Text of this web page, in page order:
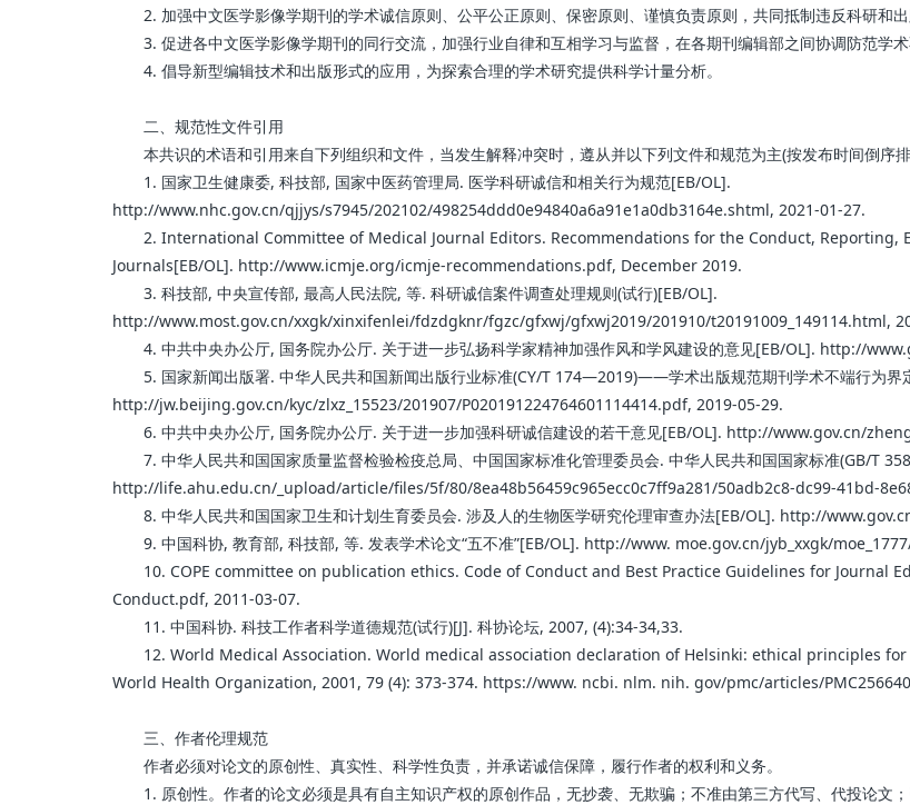
2. 加强中文医学影像学期刊的学术诚信原则、公平公正原则、保密原则、谨慎负责原则，共同抵制违反科研和出
3. 促进各中文医学影像学期刊的同行交流，加强行业自律和互相学习与监督，在各期刊编辑部之间协调防范学术
4. 倡导新型编辑技术和出版形式的应用，为探索合理的学术研究提供科学计量分析。
二、规范性文件引用
本共识的术语和引用来自下列组织和文件，当发生解释冲突时，遵从并以下列文件和规范为主(按发布时间倒序排)
1. 国家卫生健康委, 科技部, 国家中医药管理局. 医学科研诚信和相关行为规范[EB/OL].
http://www.nhc.gov.cn/qjjys/s7945/202102/498254ddd0e94840a6a91e1a0db3164e.shtml, 2021-01-27.
2. International Committee of Medical Journal Editors. Recommendations for the Conduct, Reporting,
Journals[EB/OL]. http://www.icmje.org/icmje-recommendations.pdf, December 2019.
3. 科技部, 中央宣传部, 最高人民法院, 等. 科研诚信案件调查处理规则(试行)[EB/OL].
http://www.most.gov.cn/xxgk/xinxifenlei/fdzdgknr/fgzc/gfxwj/gfxwj2019/201910/t20191009_149114.html,
4. 中共中央办公厅, 国务院办公厅. 关于进一步弘扬科学家精神加强作风和学风建设的意见[EB/OL]. http://
5. 国家新闻出版署. 中华人民共和国新闻出版行业标准(CY/T 174—2019)——学术出版规范期刊学术不端行为界
http://jw.beijing.gov.cn/kyc/zlxz_15523/201907/P020191224764601114414.pdf, 2019-05-29.
6. 中共中央办公厅, 国务院办公厅. 关于进一步加强科研诚信建设的若干意见[EB/OL]. http://www.gov.cn/
7. 中华人民共和国国家质量监督检验检疫总局、中国国家标准化管理委员会. 中华人民共和国国家标准(GB/T
http://life.ahu.edu.cn/_upload/article/files/5f/80/8ea48b56459c965ecc0c7ff9a281/50adb2c8-dc99-41bd-
8. 中华人民共和国国家卫生和计划生育委员会. 涉及人的生物医学研究伦理审查办法[EB/OL]. http://
9. 中国科协, 教育部, 科技部, 等. 发表学术论文“五不准”[EB/OL]. http://www. moe.gov.cn/jyb_xxgk/
10. COPE committee on publication ethics. Code of Conduct and Best Practice Guidelines for Journal
Conduct.pdf, 2011-03-07.
11. 中国科协. 科技工作者科学道德规范(试行)[J]. 科协论坛, 2007, (4):34-34,33.
12. World Medical Association. World medical association declaration of Helsinki: ethical principles
World Health Organization, 2001, 79 (4): 373-374. https://www. ncbi. nlm. nih. gov/pmc/articles/
三、作者伦理规范
作者必须对论文的原创性、真实性、科学性负责，并承诺诚信保障，履行作者的权利和义务。
1. 原创性。作者的论文必须是具有自主知识产权的原创作品，无抄袭、无欺骗；不准由第三方代写、代投论文